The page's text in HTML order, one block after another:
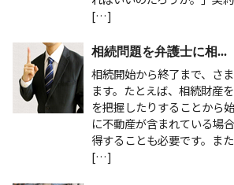
[…]
相続問題を弁護士に相...
相続開始から終了まで、さ
ます。たとえば、相続財産
を把握したりすることから
に不動産が含まれている場
得することも必要です。ま
[…]